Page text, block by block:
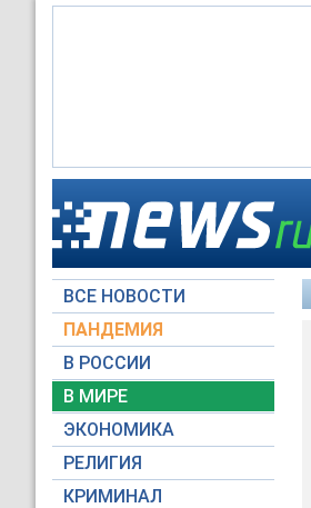
ВСЕ НОВОСТИ
ПАНДЕМИЯ
В РОССИИ
В МИРЕ
ЭКОНОМИКА
РЕЛИГИЯ
КРИМИНАЛ